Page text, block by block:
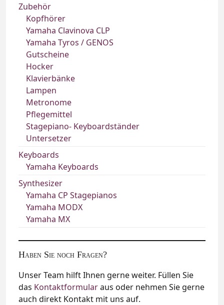
Zubehör
Kopfhörer
Yamaha Clavinova CLP
Yamaha Tyros / GENOS
Gutscheine
Hocker
Klavierbänke
Lampen
Metronome
Pflegemittel
Stagepiano- Keyboardständer
Untersetzer
Keyboards
Yamaha Keyboards
Synthesizer
Yamaha CP Stagepianos
Yamaha MODX
Yamaha MX
Haben Sie noch Fragen?
Unser Team hilft Ihnen gerne weiter. Füllen Sie
das Kontaktformularaus oder nehmen Sie gerne
auch direkt Kontakt mit uns auf.